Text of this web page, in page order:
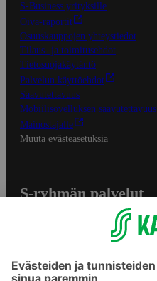
S-Business yrityksille
Oiva-raportit
Osuuskauppojen yhteystiedot
Tilaus- ja toimitusehdot
Tietosuojakäytäntö
Palvelun käyttöehdot
Saavutettavuus
Mobiilisovelluksen saavutettavuus
Mainostajalle
Muuta evästeasetuksia
S-ryhmän palvelut
Yhteishyvä Ruoka -sovellus